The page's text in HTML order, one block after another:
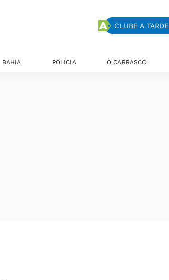
CLUBE A TARDE
BAHIA POLÍCIA O CARRASCO